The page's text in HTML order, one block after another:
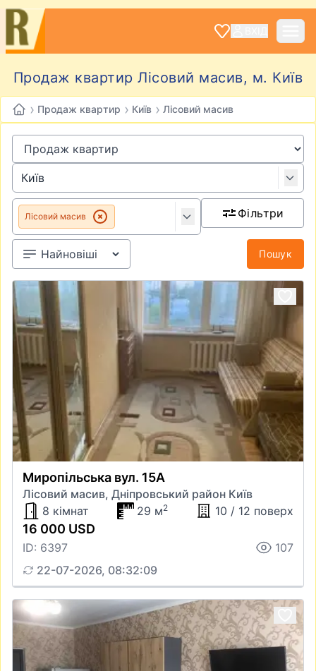
Продаж квартир Лісовий масив, м. Київ
› Продаж квартир › Київ › Лісовий масив
Лісовий масив Фільтри
Пошук
Миропільська вул. 15А
Лісовий масив, Дніпровський район Київ
8 кімнат
29 м2 10 / 12 поверх
16 000 USD
ID: 6397
107
22-07-2026, 08:32:09